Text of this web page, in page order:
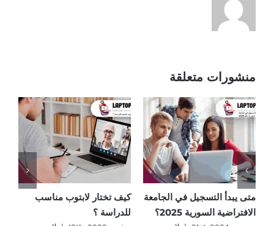
منشورات متعلقة
متى يبدأ التسجيل في الجامعة
الافتراضية السورية 2025؟
كيف تختار لابتوب مناسب
للدراسة ؟